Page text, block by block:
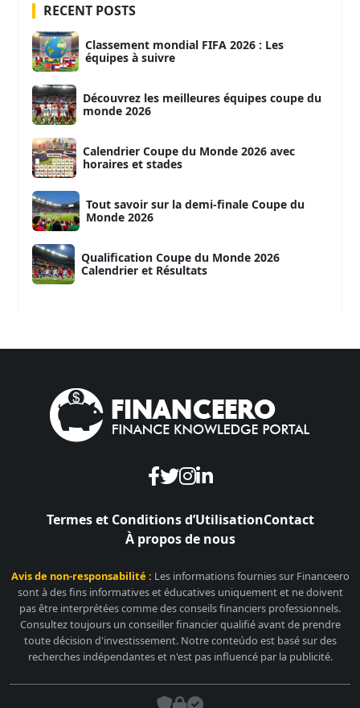
RECENT POSTS
Classement mondial FIFA 2026 : Les
équipes à suivre
Découvrez les meilleures équipes coupe du
monde 2026
Calendrier Coupe du Monde 2026 avec
horaires et stades
Tout savoir sur la demi-finale Coupe du
Monde 2026
Qualification Coupe du Monde 2026
Calendrier et Résultats
Termes et Conditions d’UtilisationContact
À propos de nous
Avis de non-responsabilité : Les informations fournies sur Financeero
sont à des fins informatives et éducatives uniquement et ne doivent
pas être interprétées comme des conseils financiers professionnels.
Consultez toujours un conseiller financier qualifié avant de prendre
toute décision d'investissement. Notre conteúdo est basé sur des
recherches indépendantes et n'est pas influencé par la publicité.